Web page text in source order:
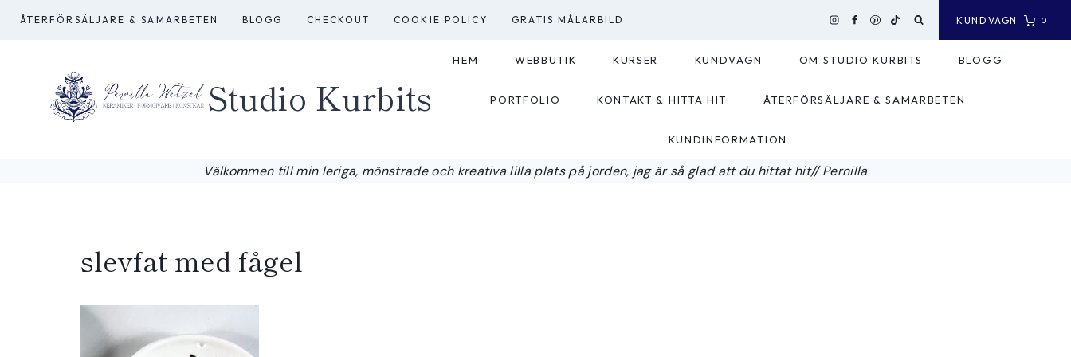
Skip
ÅTERFÖRSÄLJARE & SAMARBETEN BLOGG CHECKOUT COOKIE POLICY GRATIS MÅLARBILD KUNDVAGN 0
Studio Kurbits
HEM WEBBUTIK KURSER KUNDVAGN OM STUDIO KURBITS BLOGG
PORTFOLIO KONTAKT & HITTA HIT ÅTERFÖRSÄLJARE & SAMARBETEN
KUNDINFORMATION
Välkommen till min leriga, mönstrade och kreativa lilla plats på jorden, jag är så glad att du hittat hit// Pernilla
slevfat med fågel